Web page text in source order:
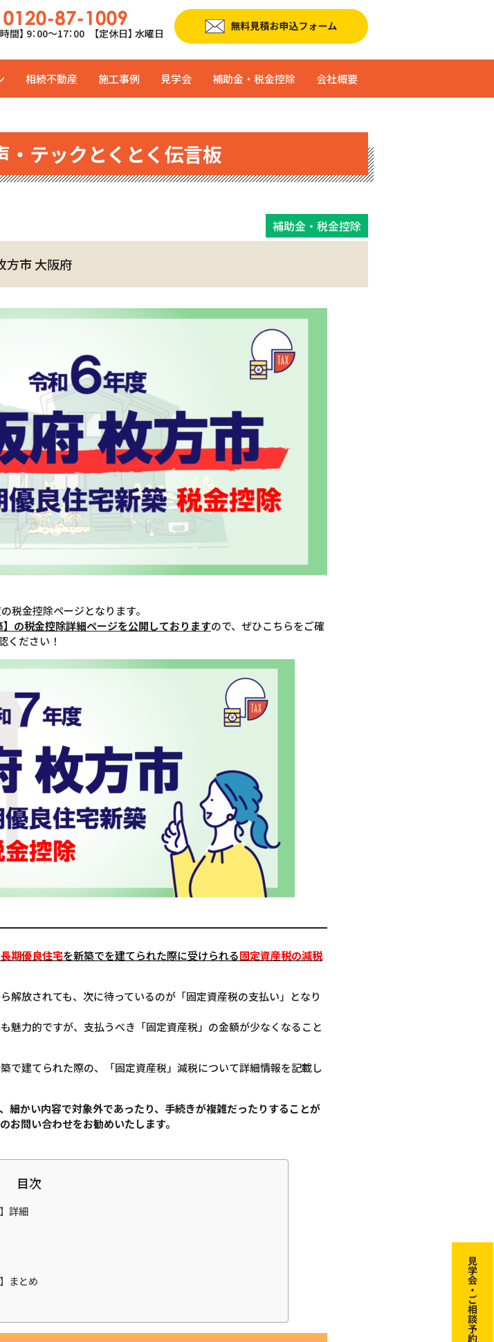
時間】 9：00〜17：00 【定休日】 水曜日
相続不動産 施工事例 見学会 補助金・税金控除 会社概要
・テックとくとく伝言板
補助金・税金控除
方市 大阪府
税金控除ページとなります。
】の税金控除詳細ページを公開しておりますので、ぜひこちらをご確
ください！
期優良住宅を新築でを建てられた際に受けられる固定資産税の減税
解放されても、次に待っているのが「固定資産税の支払い」となり
魅力的ですが、支払うべき「固定資産税」の金額が少なくなること
で建てられた際の、「固定資産税」減税について詳細情報を記載し
細かい内容で対象外であったり、手続きが複雑だったりすることが
お問い合わせをお勧めいたします。
目次
詳細
まとめ